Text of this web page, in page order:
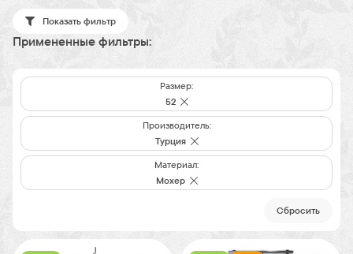
Показать фильтр
Примененные фильтры:
Размер:
52
Производитель:
Турция
Материал:
Мохер
Cбросить